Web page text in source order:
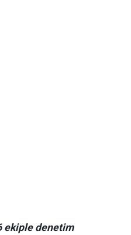
ekiple denetim